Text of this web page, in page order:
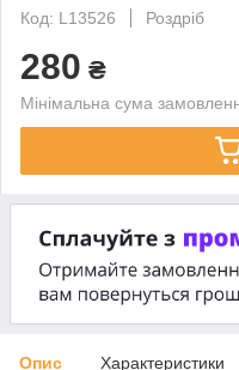
Код: L13526
Роздріб
280 ₴
Мінімальна сума
Опис Характеристики